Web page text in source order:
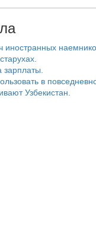
в
Узбекистан.